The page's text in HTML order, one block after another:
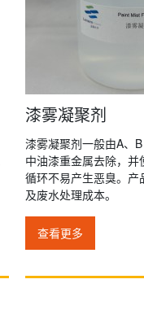
漆雾凝聚剂
漆雾凝聚剂一般由A、
中油漆重金属去除，
循环不易产生恶臭。
及废水处理成本。
查看更多